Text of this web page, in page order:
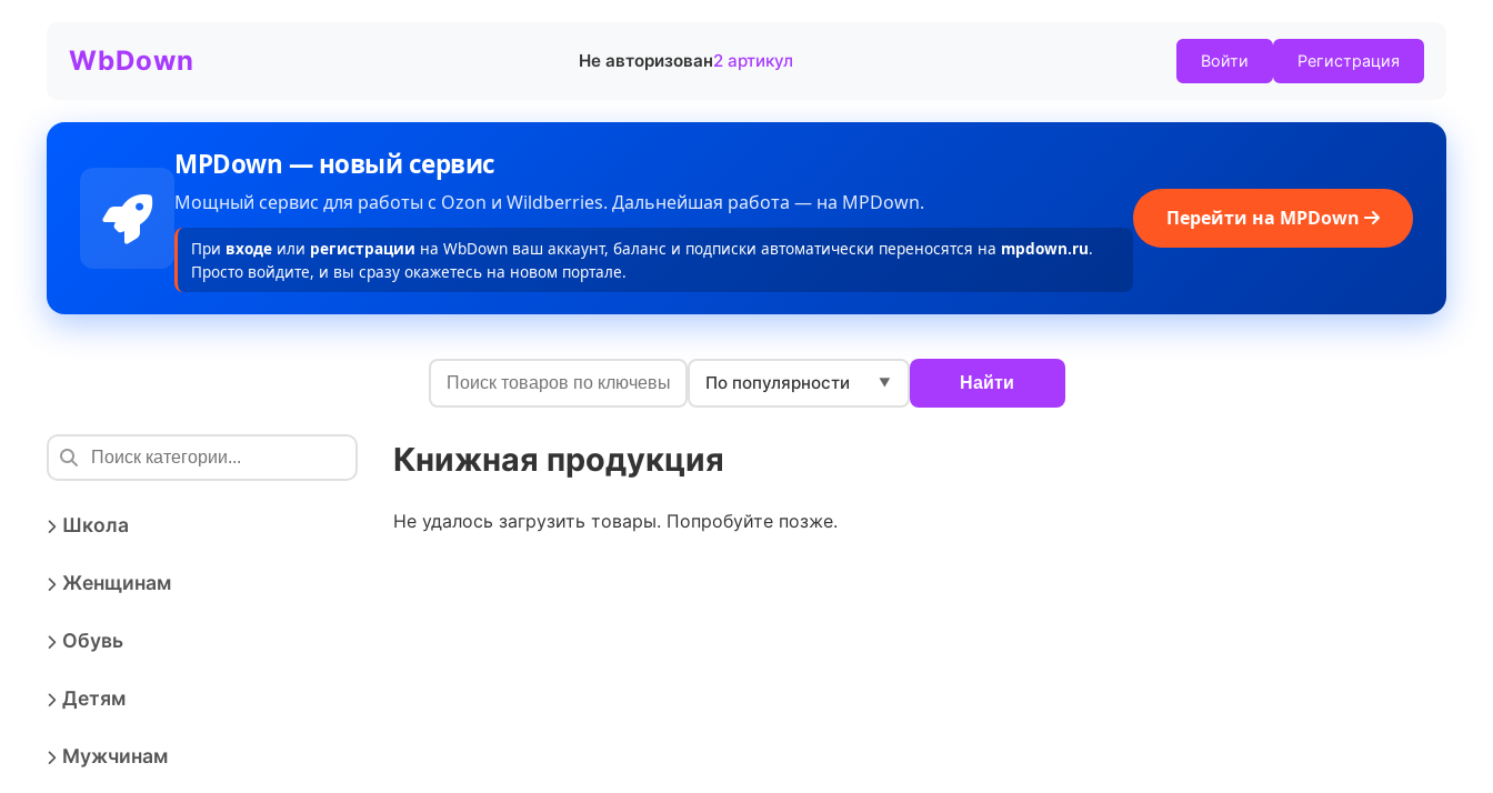
WbDown Не авторизован2 артикул Войти Регистрация
MPDown — новый сервис
Мощный сервис для работы с Ozon и Wildberries. Дальнейшая работа — на MPDown.
При входе или регистрации на WbDown ваш аккаунт, баланс и подписки автоматически переносятся на mpdown.ru.
Просто войдите, и вы сразу окажетесь на новом портале.
Перейти на MPDown
По популярности ▼ Найти
Школа
Женщинам
Обувь
Детям
Мужчинам
Книжная продукция
Не удалось загрузить товары. Попробуйте позже.